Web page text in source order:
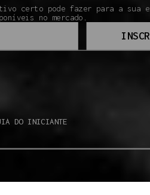
certo pode fazer para a sua
no mercado.
DO INICIANTE